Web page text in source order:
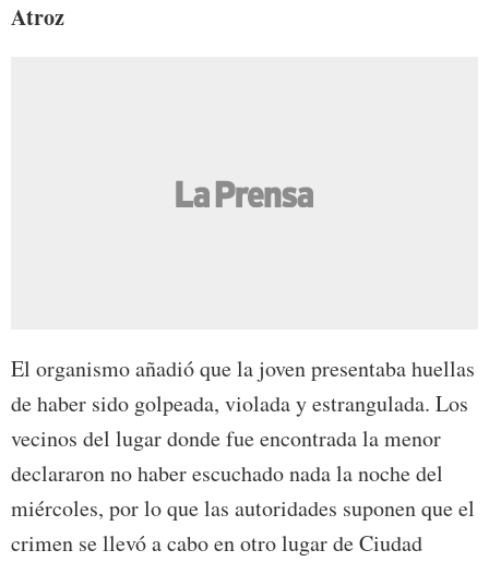
Atroz
El organismo añadió que la joven presentaba huellas
de haber sido golpeada, violada y estrangulada. Los
vecinos del lugar donde fue encontrada la menor
declararon no haber escuchado nada la noche del
miércoles, por lo que las autoridades suponen que el
crimen se llevó a cabo en otro lugar de Ciudad